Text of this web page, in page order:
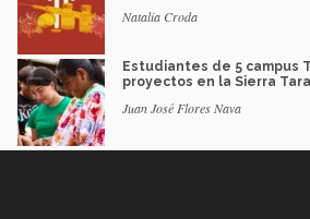
Natalia Croda
Estudiantes de 5 campus
proyectos en la Sierra
Juan José Flores Nava